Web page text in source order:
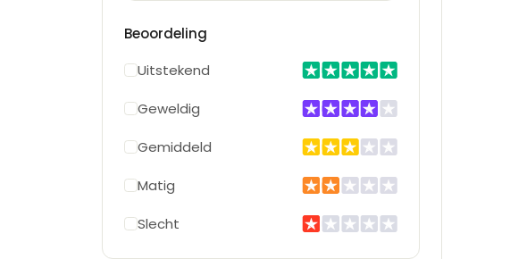
Beoordeling
Uitstekend
Geweldig
Gemiddeld
Matig
Slecht